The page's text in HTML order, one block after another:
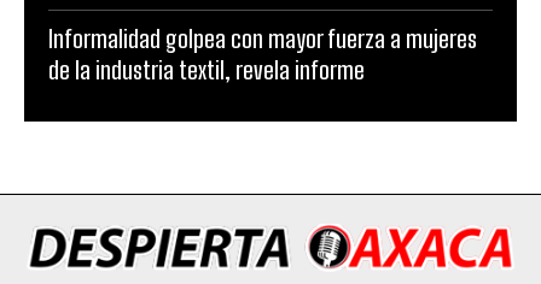
Informalidad golpea con mayor fuerza a mujeres
de la industria textil, revela informe